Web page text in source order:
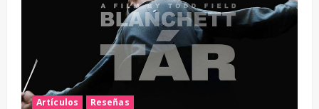
Artículos Reseñas